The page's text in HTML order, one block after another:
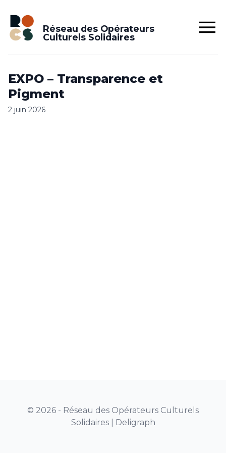
Réseau des Opérateurs
Culturels Solidaires
EXPO – Transparence et
Pigment
2 juin 2026
© 2026 - Réseau des Opérateurs Culturels
Solidaires | Deligraph